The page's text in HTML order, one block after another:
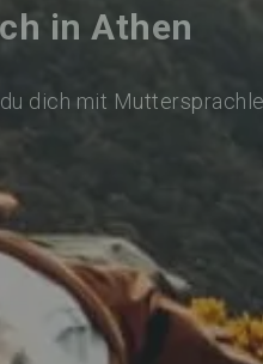
in Athen
dich mit